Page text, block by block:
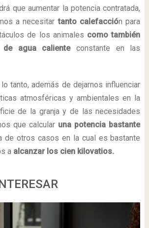
que aumentar la potencia contratada,
a necesitartanto calefacción para
de los animales como también
de agua calienteconstante en las
tanto, además de dejarnos influenciar
atmosféricas y ambientales en la
de la granja y de las necesidades
que calcular una potencia bastante
de otros casos en la cual es bastante
a alcanzar los cien kilovatios.